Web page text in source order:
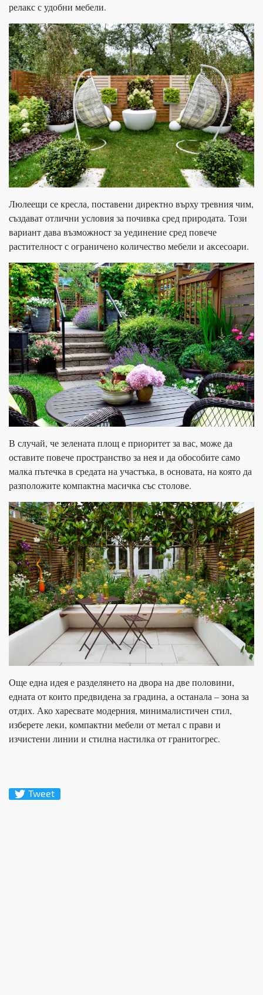
релакс с удобни мебели.
Люлеещи се кресла, поставени директно върху тревния чим,
създават отлични условия за почивка сред природата. Този
вариант дава възможност за уединение сред повече
растителност с ограничено количество мебели и аксесоари.
В случай, че зелената площ е приоритет за вас, може да
оставите повече пространство за нея и да обособите само
малка пътечка в средата на участъка, в основата, на която да
разположите компактна масичка със столове.
Още една идея е разделянето на двора на две половини,
едната от които предвидена за градина, а останала – зона за
отдих. Ако харесвате модерния, минималистичен стил,
изберете леки, компактни мебели от метал с прави и
изчистени линии и стилна настилка от гранитогрес.
Tweet